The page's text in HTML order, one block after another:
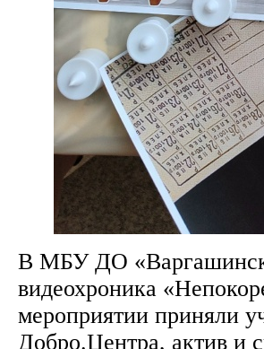
В МБУ ДО
видеохроника
мероприятии приняли
Добро.Центра, актив и